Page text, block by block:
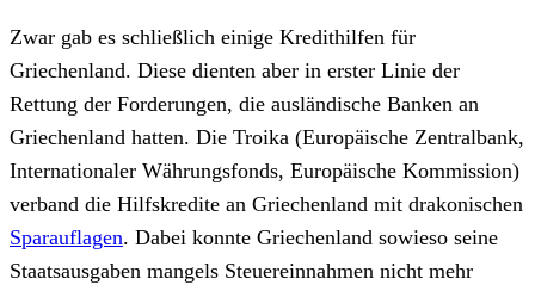
Zwar gab es schließlich einige Kredithilfen für
Griechenland. Diese dienten aber in erster Linie der
Rettung der Forderungen, die ausländische Banken an
Griechenland hatten. Die Troika (Europäische Zentralbank,
Internationaler Währungsfonds, Europäische Kommission)
verband die Hilfskredite an Griechenland mit drakonischen
Sparauflagen. Dabei konnte Griechenland sowieso seine
Staatsausgaben mangels Steuereinnahmen nicht mehr